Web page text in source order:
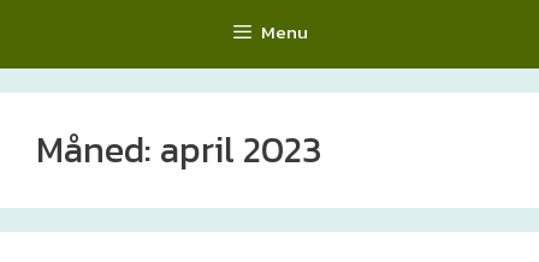
Menu
Måned: april 2023